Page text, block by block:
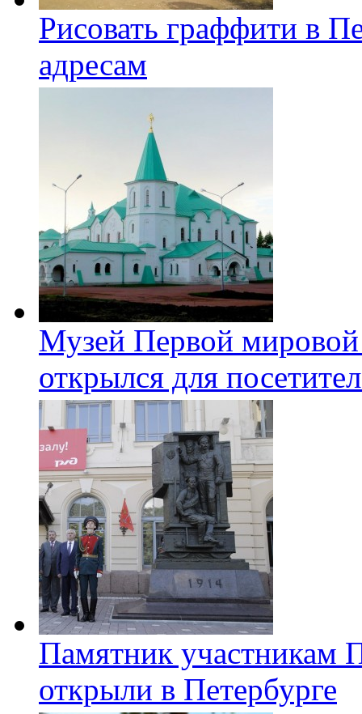
Рисовать граффити в
адресам
Музей Первой
открылся для
Памятник участникам
открыли в Петербурге